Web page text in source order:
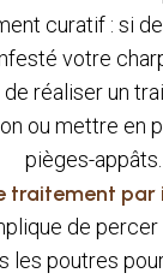
curatif : si
votre
réaliser un
ou mettre en
pièges-appâts.
traitement par
de
les poutres